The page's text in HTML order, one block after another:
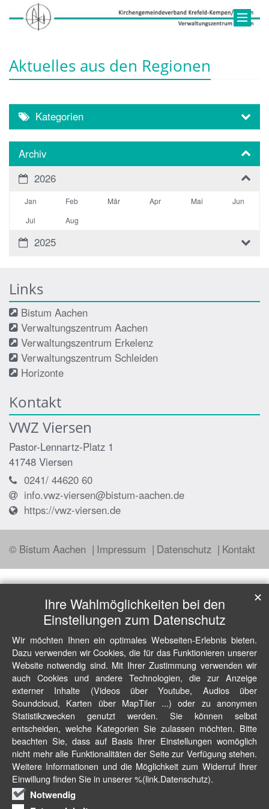
Aktuelles aus den Regionen
Kategorien
Archiv
2026
Jan Feb Mär Apr Mai
Jun
Jul
Aug
2025
Links
Bistum Aachen
Verwaltungszentrum Aachen
Verwaltungszentrum Erkelenz
Verwaltungszentrum Schleiden
Horizonte
Kontakt
VWZ Viersen
Pastor-Lennartz-Platz 1
41748 Viersen
0241/ 44620 60
info.vwz-viersen@bistum-aachen.de
https://vwz-viersen.de
© Bistum Aachen Impressum Datenschutz Kontakt
Ihre Wahlmöglichkeiten bei den
Einstellungen zum Datenschutz
Wir möchten Ihnen ein optimales Webseiten-Erlebnis bieten.
Dazu verwenden wir Cookies, die für das Funktionieren unserer
Website notwendig sind. Mit Ihrer Zustimmung verwenden wir
auch Cookies und andere Technologien, die zur Anzeige
externer Inhalte (Videos über Youtube, Audios über
Soundcloud, Karten über MapTiler ...) oder zu anonymen
Statistikzwecken genutzt werden. Sie können selbst
entscheiden, welche Kategorien Sie zulassen möchten. Bitte
beachten Sie, dass auf Basis Ihrer Einstellungen womöglich
nicht mehr alle Funktionalitäten der Seite zur Verfügung stehen.
Weitere Informationen und die Möglichkeit zum Widerruf Ihrer
Einwillung finden Sie in unserer %(link.Datenschutz).
Notwendig
✕